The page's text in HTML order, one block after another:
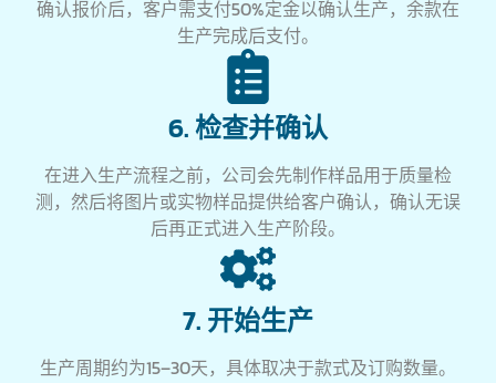
确认报价后，客户需支付50%定金以确认生产，余款在
生产完成后支付。
6. 检查并确认
在进入生产流程之前，公司会先制作样品用于质量检
测，然后将图片或实物样品提供给客户确认，确认无误
后再正式进入生产阶段。
7. 开始生产
生产周期约为15–30天，具体取决于款式及订购数量。